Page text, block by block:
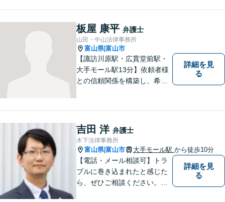
抱える前に、私と一緒に最善
策がないか考えてみません
か？【複数弁護士在籍】
板屋 康平 弁護士
山田・中山法律事務所
富山県|富山市
【諏訪川原駅・広貫堂前駅・
大手モール駅13分】依頼者様
との信頼関係を構築し、希望
したことでも、ぜひお気軽に
ご相談ください。平日夜間相
談OK！【複数弁護士在籍】
詳細を見
る
吉田 洋 弁護士
木下法律事務所
富山県|富山市 大手モール駅 から徒歩10分
【電話・メール相談可】トラ
ブルに巻き込まれたと感じた
ら、ぜひご相談ください。離
詳細を見
る